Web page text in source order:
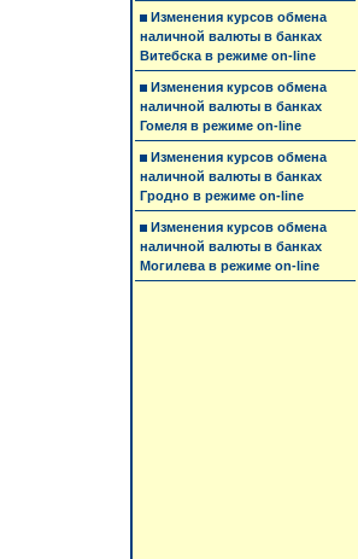
Изменения курсов обмена
наличной валюты в банках
Витебска в режиме on-line
Изменения курсов обмена
наличной валюты в банках
Гомеля в режиме on-line
Изменения курсов обмена
наличной валюты в банках
Гродно в режиме on-line
Изменения курсов обмена
наличной валюты в банках
Могилева в режиме on-line